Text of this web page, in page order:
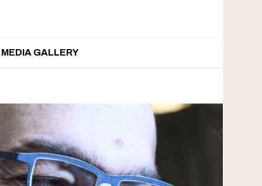
MEDIA GALLERY